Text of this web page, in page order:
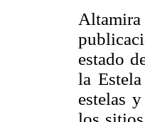
Altamira
estado
la
estelas